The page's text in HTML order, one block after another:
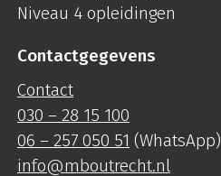
Niveau 4 opleidingen
Contactgegevens
Contact
030 – 28 15 100
06 – 257 050 51 (WhatsApp)
info@mboutrecht.nl